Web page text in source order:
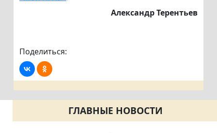
Александр Терентьев
Поделиться:
ГЛАВНЫЕ НОВОСТИ